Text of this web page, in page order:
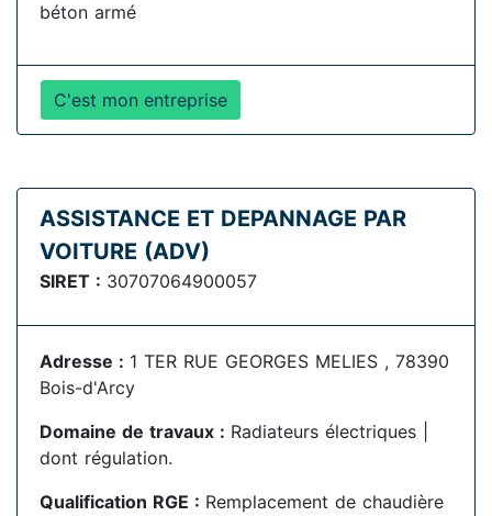
béton armé
C'est mon entreprise
ASSISTANCE ET DEPANNAGE PAR
VOITURE (ADV)
SIRET : 30707064900057
Adresse : 1 TER RUE GEORGES MELIES , 78390
Bois-d'Arcy
Domaine de travaux : Radiateurs électriques |
dont régulation.
Qualification RGE : Remplacement de chaudière